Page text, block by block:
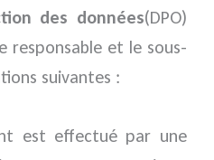
des données(DPO)
responsable et le sous-
suivantes :
est effectué par une